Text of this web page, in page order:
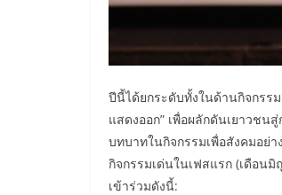
ปีนี้ได้ยกระดับทั้งในด้านกิจกรร
แสดงออก” เพื่อผลักดันเยาวชน
บทบาทในกิจกรรมเพื่อสังคมอย่า
กิจกรรมเด่นในเฟสแรก (เดือน
เข้าร่วมดังนี้: